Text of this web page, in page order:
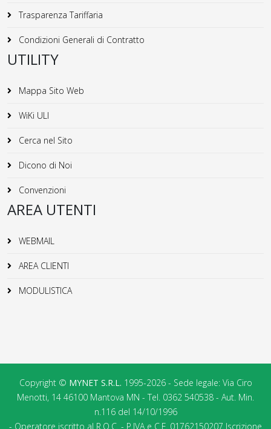
Trasparenza Tariffaria
Condizioni Generali di Contratto
UTILITY
Mappa Sito Web
WiKi ULI
Cerca nel Sito
Dicono di Noi
Convenzioni
AREA UTENTI
WEBMAIL
AREA CLIENTI
MODULISTICA
Copyright © MYNET S.R.L. 1995-2026 - Sede legale: Via Ciro
Menotti, 14 46100 Mantova MN - Tel. 0362 540538 - Aut. Min.
n.116 del 14/10/1996
- Operatore iscritto al R.O.C. - P.IVA e C.F. 01762150207 Iscrizione